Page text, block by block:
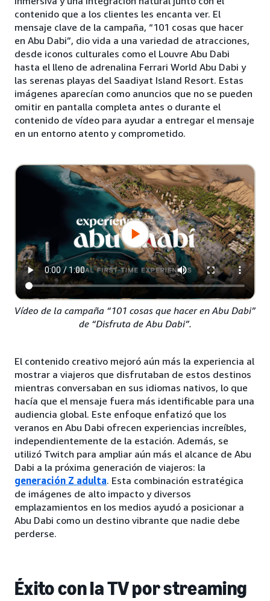
contenido que a los clientes les encanta ver. El
mensaje clave de la campaña, “101 cosas que hacer
en Abu Dabi”, dio vida a una variedad de atracciones,
desde iconos culturales como el Louvre Abu Dabi
hasta el lleno de adrenalina Ferrari World Abu Dabi y
las serenas playas del Saadiyat Island Resort. Estas
imágenes aparecían como anuncios que no se pueden
omitir en pantalla completa antes o durante el
contenido de vídeo para ayudar a entregar el mensaje
en un entorno atento y comprometido.
Vídeo de la campaña “101 cosas que hacer en Abu Dabi”
de “Disfruta de Abu Dabi”.
El contenido creativo mejoró aún más la experiencia al
mostrar a viajeros que disfrutaban de estos destinos
mientras conversaban en sus idiomas nativos, lo que
hacía que el mensaje fuera más identificable para una
audiencia global. Este enfoque enfatizó que los
veranos en Abu Dabi ofrecen experiencias increíbles,
independientemente de la estación. Además, se
utilizó Twitch para ampliar aún más el alcance de Abu
Dabi a la próxima generación de viajeros: la
generación Z adulta. Esta combinación estratégica
de imágenes de alto impacto y diversos
emplazamientos en los medios ayudó a posicionar a
Abu Dabi como un destino vibrante que nadie debe
perderse.
Éxito con la TV por streaming